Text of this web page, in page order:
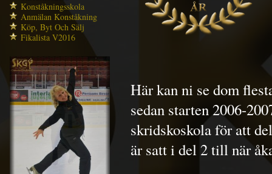
Konståkningsskola
Anmälan Konståkning
Köp, Byt Och Sälj
Fikalista V2016
Här kan ni se dom
sedan starten 2006-
skridskoskola för att
är satt i del 2 till när